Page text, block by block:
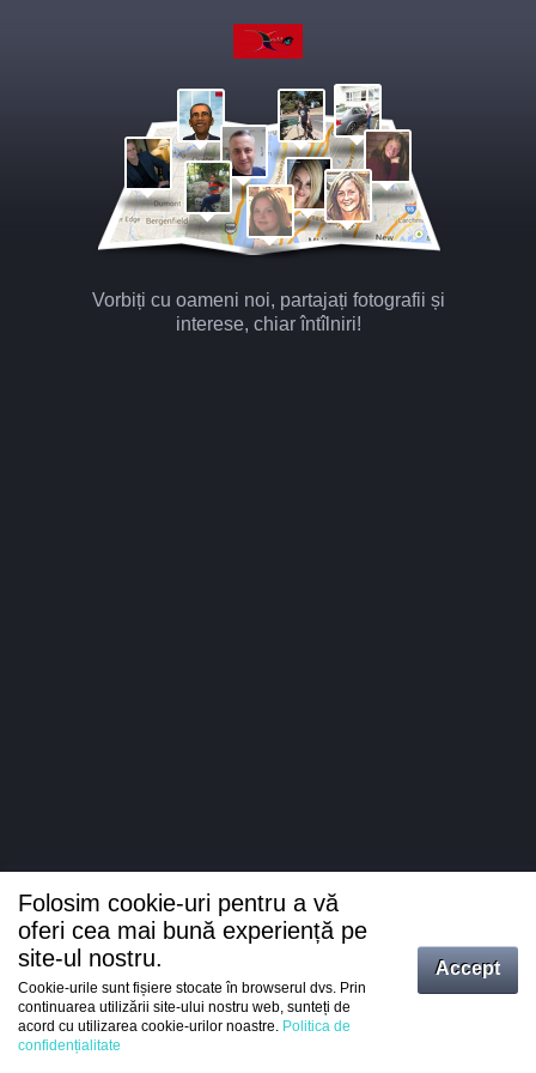
Vorbiți cu oameni noi, partajați fotografii și
interese, chiar întîlniri!
Intrați
Folosim cookie-uri pentru a vă
oferi cea mai bună experiență pe
site-ul nostru.
Cookie-urile sunt fișiere stocate în browserul dvs. Prin
continuarea utilizării site-ului nostru web, sunteți de
acord cu utilizarea cookie-urilor noastre. Politica de
confidențialitate
Accept